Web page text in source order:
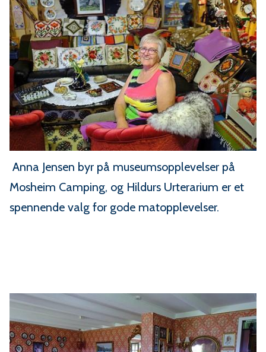
Anna Jensen byr på museumsopplevelser på
Mosheim Camping, og Hildurs Urterarium er et
spennende valg for gode matopplevelser.